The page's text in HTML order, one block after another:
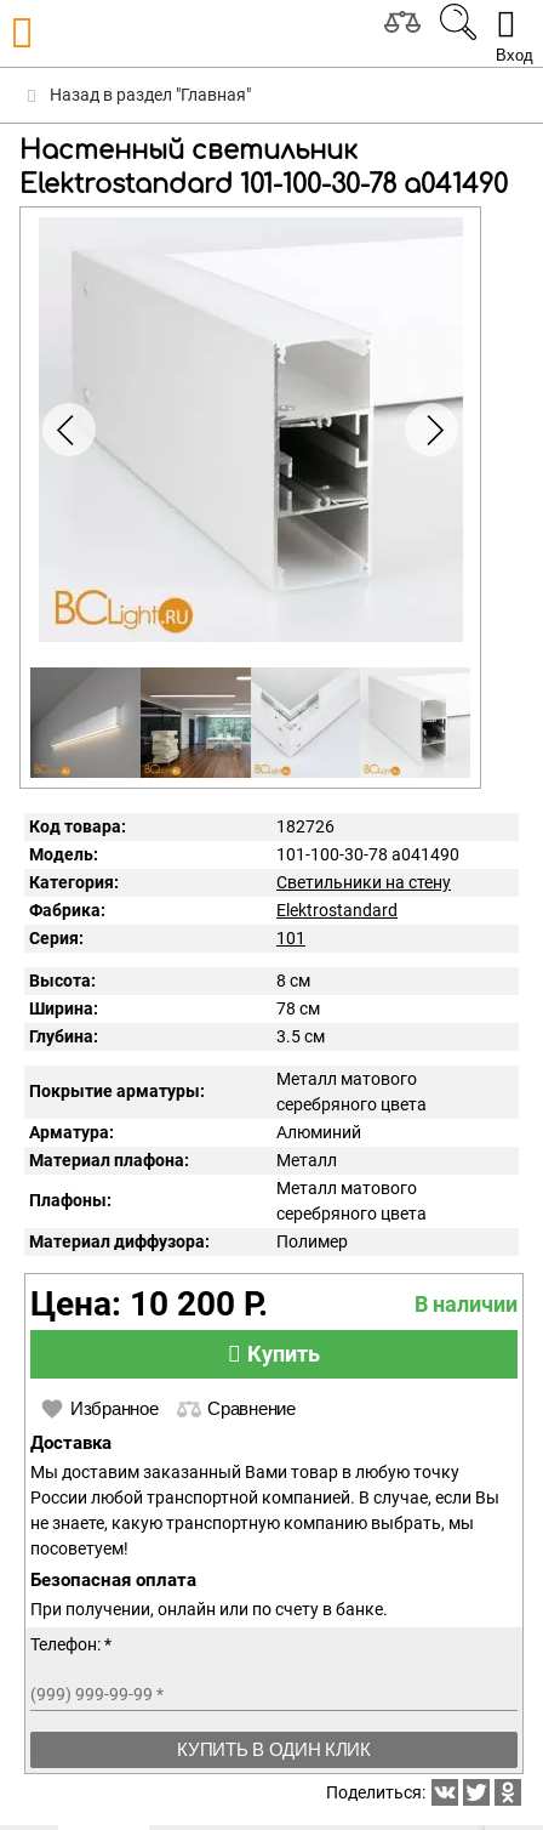
Вход
Назад в раздел "Главная"
Настенный светильник
Elektrostandard 101-100-30-78 a041490
Код товара:
182726
Модель:
101-100-30-78 a041490
Категория:
Светильники на стену
Фабрика:
Elektrostandard
Серия:
101
Высота:
8 см
Ширина:
78 см
Глубина:
3.5 см
Покрытие арматуры:
Металл матового
серебряного цвета
Арматура:
Алюминий
Материал плафона:
Металл
Плафоны:
Металл матового
серебряного цвета
Материал диффузора:
Полимер
Цена: 10 200 Р.
В наличии
Купить
Избранное Сравнение
Доставка
Мы доставим заказанный Вами товар в любую точку
России любой транспортной компанией. В случае, если Вы
не знаете, какую транспортную компанию выбрать, мы
посоветуем!
Безопасная оплата
При получении, онлайн или по счету в банке.
Телефон: *
(999) 999-99-99 *
КУПИТЬ В ОДИН КЛИК
Поделиться: